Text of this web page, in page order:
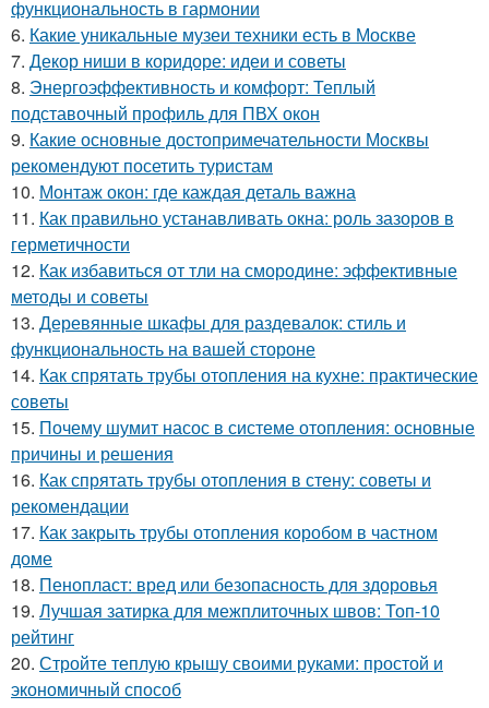
функциональность в гармонии
6. Какие уникальные музеи техники есть в Москве
7. Декор ниши в коридоре: идеи и советы
8. Энергоэффективность и комфорт: Теплый
подставочный профиль для ПВХ окон
9. Какие основные достопримечательности Москвы
рекомендуют посетить туристам
10. Монтаж окон: где каждая деталь важна
11. Как правильно устанавливать окна: роль зазоров в
герметичности
12. Как избавиться от тли на смородине: эффективные
методы и советы
13. Деревянные шкафы для раздевалок: стиль и
функциональность на вашей стороне
14. Как спрятать трубы отопления на кухне: практические
советы
15. Почему шумит насос в системе отопления: основные
причины и решения
16. Как спрятать трубы отопления в стену: советы и
рекомендации
17. Как закрыть трубы отопления коробом в частном
доме
18. Пенопласт: вред или безопасность для здоровья
19. Лучшая затирка для межплиточных швов: Топ-10
рейтинг
20. Стройте теплую крышу своими руками: простой и
экономичный способ